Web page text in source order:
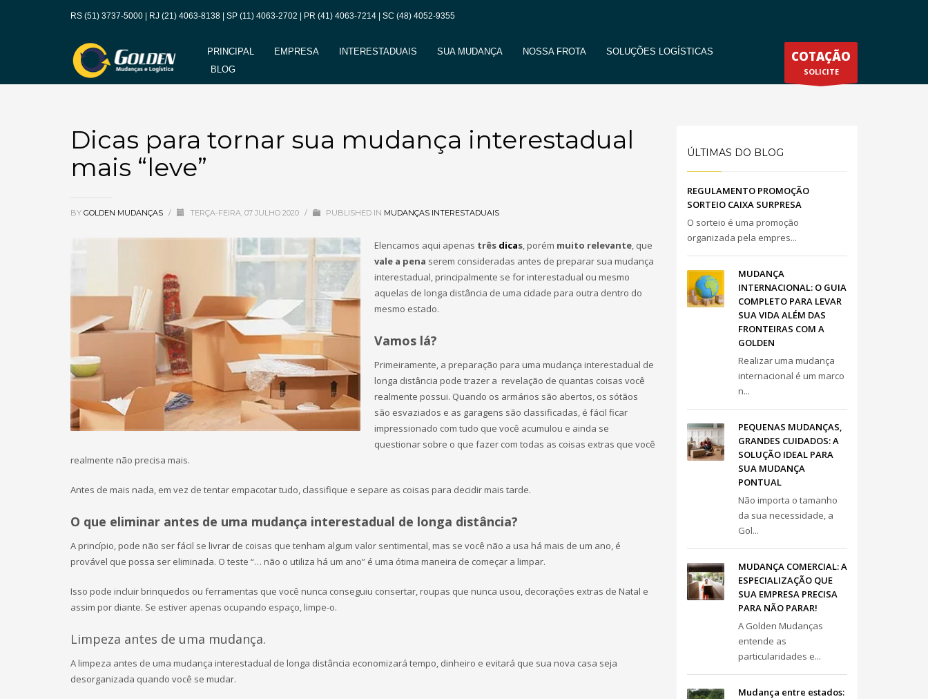
RS (51) 3737-5000 | RJ (21) 4063-8138 | SP (11) 4063-2702 | PR (41) 4063-7214 | SC (48) 4052-9355
PRINCIPAL EMPRESA INTERESTADUAIS SUA MUDANÇA NOSSA FROTA
SOLUÇÕES LOGÍSTICAS
BLOG
COTAÇÃO
SOLICITE
Dicas para tornar sua mudança interestadual
mais “leve”
BY GOLDEN MUDANÇAS / TERÇA-FEIRA, 07 JULHO 2020 / PUBLISHED IN MUDANÇAS INTERESTADUAIS
Elencamos aqui apenas três dicas, porém muito relevante, que
vale a pena serem consideradas antes de preparar sua mudança
interestadual, principalmente se for interestadual ou mesmo
aquelas de longa distância de uma cidade para outra dentro do
mesmo estado.
Vamos lá?
Primeiramente, a preparação para uma mudança interestadual de
longa distância pode trazer a revelação de quantas coisas você
realmente possui. Quando os armários são abertos, os sótãos
são esvaziados e as garagens são classificadas, é fácil ficar
impressionado com tudo que você acumulou e ainda se
questionar sobre o que fazer com todas as coisas extras que você
realmente não precisa mais.
Antes de mais nada, em vez de tentar empacotar tudo, classifique e separe as coisas para decidir mais tarde.
O que eliminar antes de uma mudança interestadual de longa distância?
A princípio, pode não ser fácil se livrar de coisas que tenham algum valor sentimental, mas se você não a usa há mais de um ano, é
provável que possa ser eliminada. O teste “… não o utiliza há um ano” é uma ótima maneira de começar a limpar.
Isso pode incluir brinquedos ou ferramentas que você nunca conseguiu consertar, roupas que nunca usou, decorações extras de Natal e
assim por diante. Se estiver apenas ocupando espaço, limpe-o.
Limpeza antes de uma mudança.
A limpeza antes de uma mudança interestadual de longa distância economizará tempo, dinheiro e evitará que sua nova casa seja
desorganizada quando você se mudar.
ÚLTIMAS DO BLOG
REGULAMENTO PROMOÇÃO
SORTEIO CAIXA SURPRESA
O sorteio é uma promoção
organizada pela empres...
MUDANÇA
INTERNACIONAL: O GUIA
COMPLETO PARA LEVAR
SUA VIDA ALÉM DAS
FRONTEIRAS COM A
GOLDEN
Realizar uma mudança
internacional é um marco
n...
PEQUENAS MUDANÇAS,
GRANDES CUIDADOS: A
SOLUÇÃO IDEAL PARA
SUA MUDANÇA
PONTUAL
Não importa o tamanho
da sua necessidade, a
Gol...
MUDANÇA COMERCIAL: A
ESPECIALIZAÇÃO QUE
SUA EMPRESA PRECISA
PARA NÃO PARAR!
A Golden Mudanças
entende as
particularidades e...
Mudança entre estados: